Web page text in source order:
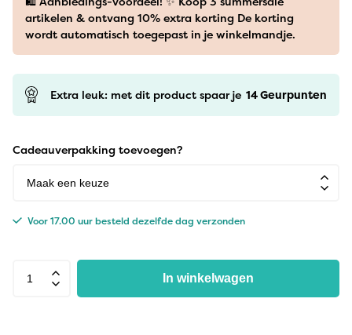
artikelen & ontvang 10% extra korting De korting
wordt automatisch toegepast in je winkelmandje.
Extra leuk: met dit product spaar je 14Geurpunten
Cadeauverpakking toevoegen?
Voor 17.00 uur besteld dezelfde dag verzonden
In winkelwagen